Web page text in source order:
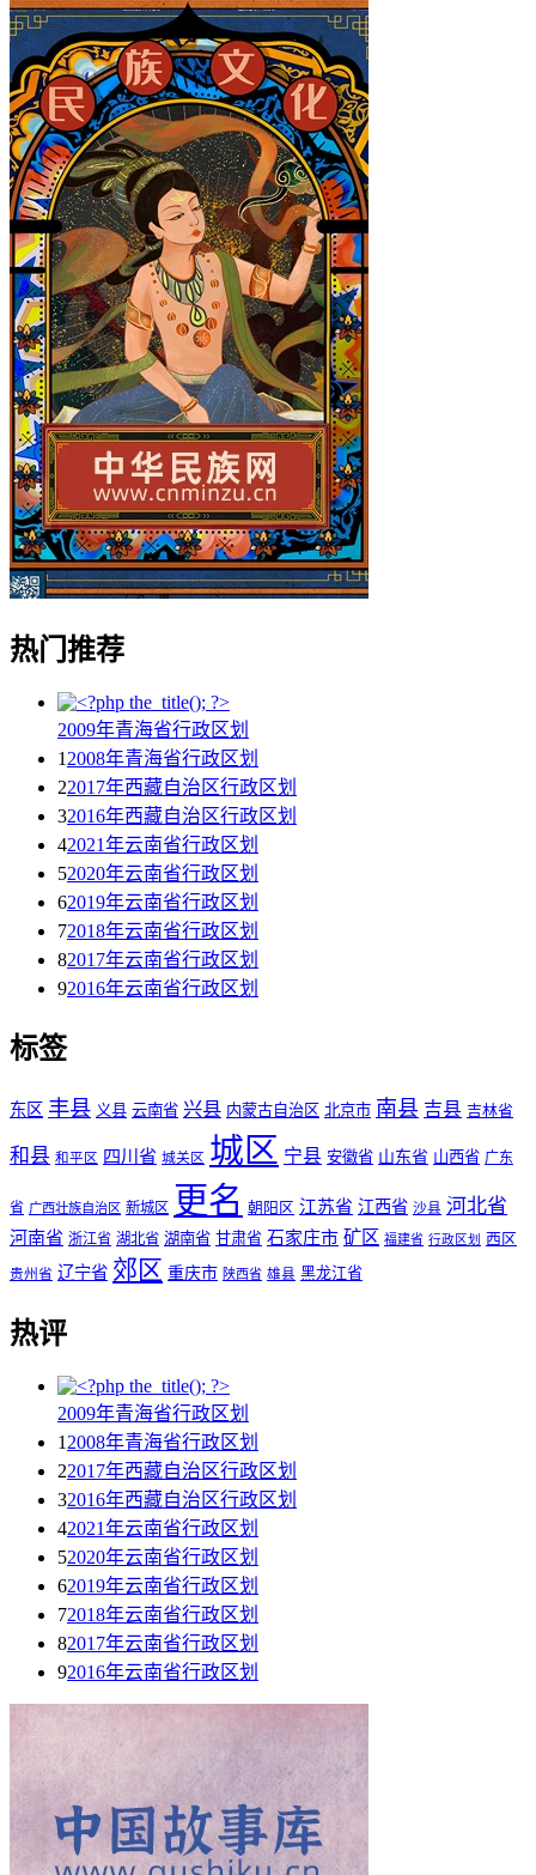
热门推荐
2009年青海省行政区划
1 2008年青海省行政区划
22017年西藏自治区行政区划
32016年西藏自治区行政区划
42021年云南省行政区划
52020年云南省行政区划
62019年云南省行政区划
72018年云南省行政区划
82017年云南省行政区划
92016年云南省行政区划
标签
东区 丰县 义县 云南省 兴县 内蒙古自治区 北京市 南县 吉县 吉林省
和县 和平区 四川省 城关区 城区 宁县 安徽省 山东省 山西省 广东
省 广西壮族自治区 新城区 更名 朝阳区 江苏省 江西省 沙县 河北省
河南省 浙江省 湖北省 湖南省 甘肃省 石家庄市 矿区 福建省 行政区划 西区
贵州省 辽宁省 郊区 重庆市 陕西省 雄县 黑龙江省
热评
2009年青海省行政区划
1 2008年青海省行政区划
22017年西藏自治区行政区划
32016年西藏自治区行政区划
42021年云南省行政区划
52020年云南省行政区划
62019年云南省行政区划
72018年云南省行政区划
82017年云南省行政区划
92016年云南省行政区划